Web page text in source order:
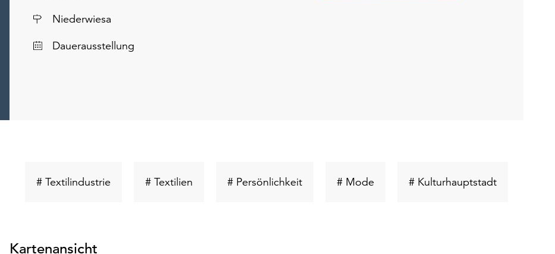
Ort
Niederwiesa
Dauerausstellung
# TextilindustrieSchlüsselwort
# Textilien Schlüsselwort# PersönlichkeitSchlüsselwort
# ModeSchlüsselwort# KulturhauptstadtSchlüsselwort
Kartenansicht